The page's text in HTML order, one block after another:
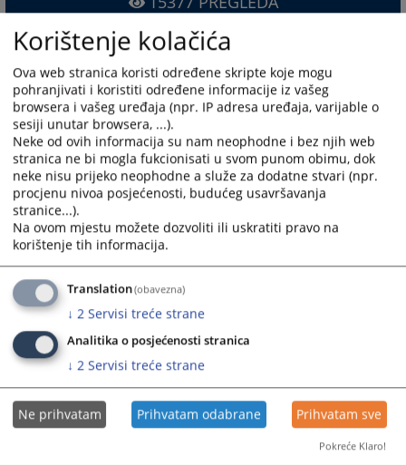
Korištenje kolačića
Ova web stranica koristi određene skripte koje mogu
pohranjivati i koristiti određene informacije iz vašeg
browsera i vašeg uređaja (npr. IP adresa uređaja, varijable o
sesiji unutar browsera, ...).
Neke od ovih informacija su nam neophodne i bez njih web
stranica ne bi mogla fukcionisati u svom punom obimu, dok
neke nisu prijeko neophodne a služe za dodatne stvari (npr.
procjenu nivoa posjećenosti, budućeg usavršavanja
stranice...).
Na ovom mjestu možete dozvoliti ili uskratiti pravo na
korištenje tih informacija.
Translation(obavezna)
↓ 2 Servisi treće strane
Analitika o posjećenosti stranica
↓ 2 Servisi treće strane
Ne prihvatam Prihvatam odabrane Prihvatam sve
Pokreće Klaro!